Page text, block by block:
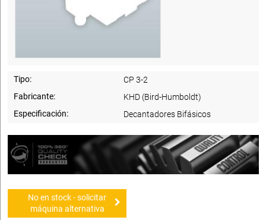
Tipo:
CP 3-2
Fabricante:
KHD (Bird-Humboldt)
Especificación:
Decantadores Bifásicos
No en stock - solicitar
máquina alternativa